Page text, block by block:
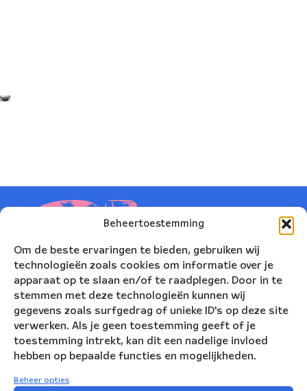
Beheertoestemming
Om de beste ervaringen te bieden, gebruiken wij
technologieën zoals cookies om informatie over je
apparaat op te slaan en/of te raadplegen. Door in te
stemmen met deze technologieën kunnen wij
gegevens zoals surfgedrag of unieke ID's op deze site
verwerken. Als je geen toestemming geeft of je
toestemming intrekt, kan dit een nadelige invloed
hebben op bepaalde functies en mogelijkheden.
Beheer opties